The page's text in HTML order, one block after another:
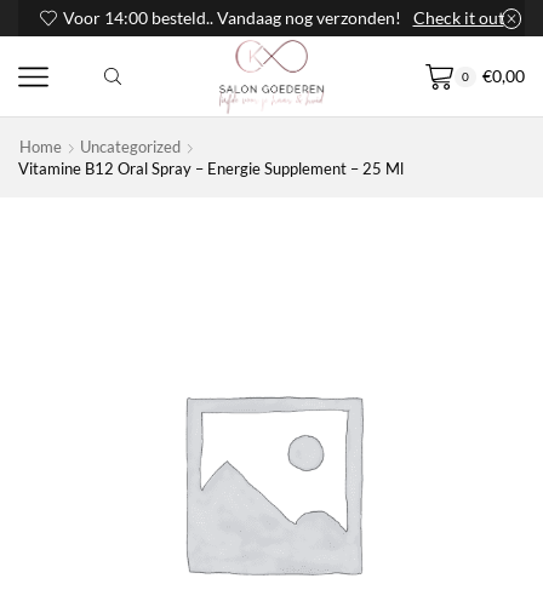
Voor 14:00 besteld.. Vandaag nog verzonden! Check it out
0 €0,00
Home
Uncategorized
Vitamine B12 Oral Spray – Energie Supplement – 25 Ml